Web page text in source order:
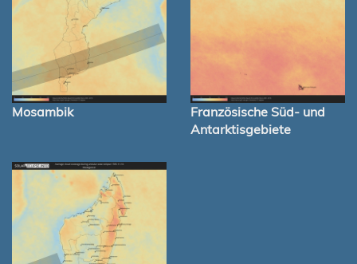
Mosambik
Französische Süd- und
Antarktisgebiete